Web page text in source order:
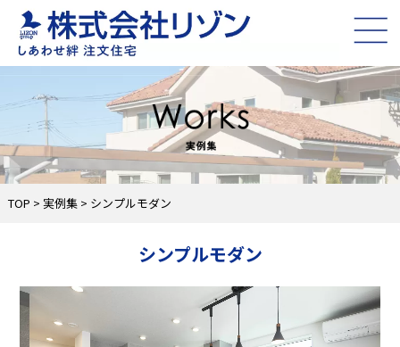
TOP > 実例集> シンプルモダン
シンプルモダン